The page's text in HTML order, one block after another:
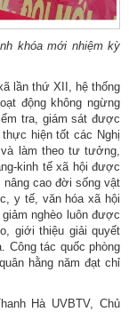
khóa mới nhiệm kỳ
lần thứ XII, hệ thống
động không ngừng
tra, giám sát được
hiện tốt các Nghị
làm theo tư tưởng,
kinh tế xã hội được
cao đời sống vật
y tế, văn hóa xã hội
nghèo luôn được
giới thiệu giải quyết
Công tác quốc phòng
hằng năm đạt chỉ
Hà UVBTV, Chủ